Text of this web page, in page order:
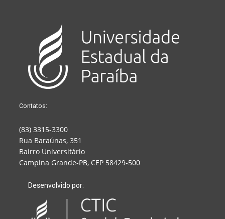
Contatos:
(83) 3315-3300
Rua Baraúnas, 351
Bairro Universitário
Campina Grande-PB, CEP 58429-500
Desenvolvido por: